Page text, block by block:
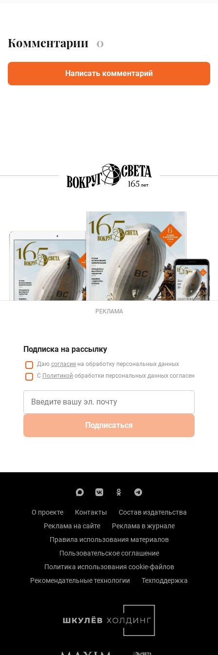
Комментарии 0
Написать комментарий
РЕКЛАМА
Подписка на рассылку
Даю согласие на обработку персональных данных
С Политикой обработки персональных данных согласен
Подписаться
О проекте Контакты
Состав издательства
Реклама на сайте
Реклама в журнале
Правила использования материалов
Пользовательское соглашение
Политика использования cookie-файлов
Рекомендательные технологии
Техподдержка